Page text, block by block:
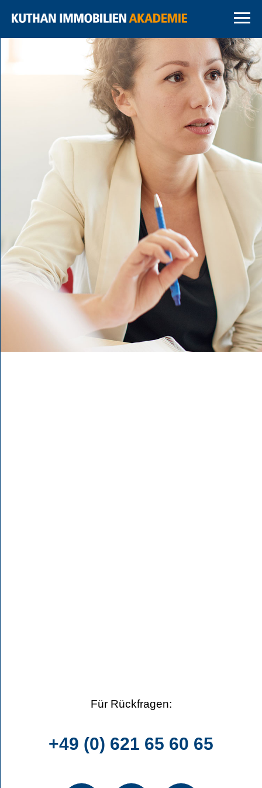
Für Rückfragen:
+49 (0) 621 65 60 65